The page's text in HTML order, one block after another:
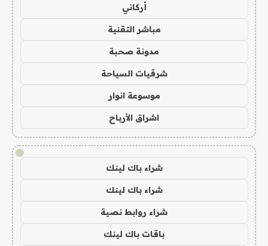
أركاني
مباشر التقنية
مدونة صحبة
شرقيات السياحة
موسوعة انوار
اشراق الأرباح
!
شراء باك لينك
شراء باك لينك
شراء روابط نصية
باقات باك لينك